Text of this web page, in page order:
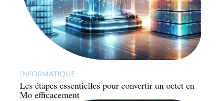
INFORMATIQUE
Les étapes essentielles pour convertir un octet en
Mo efficacement